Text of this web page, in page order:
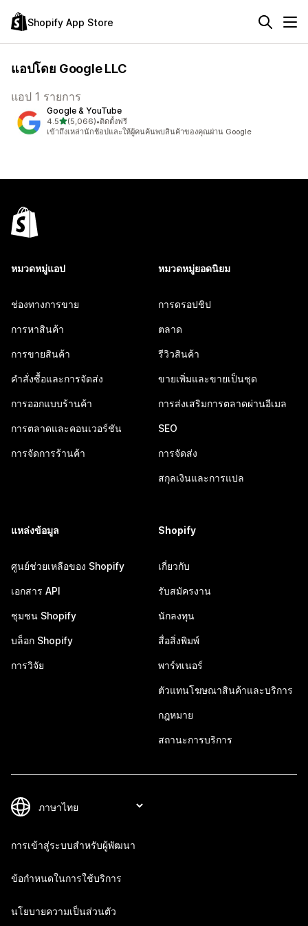
Shopify App Store
แอปโดย Google LLC
แอป 1 รายการ
Google & YouTube
4.5เต็ม 5 ดาว
(5,066)
ทั้งหมด 5066 รีวิว
•ติดตั้งฟรี
เข้าถึงเหล่านักช้อปและให้ผู้คนค้นพบสินค้าของคุณผ่าน Google
หมวดหมู่แอป
ช่องทางการขาย
การหาสินค้า
การขายสินค้า
คำสั่งซื้อและการจัดส่ง
การออกแบบร้านค้า
การตลาดและคอนเวอร์ชัน
การจัดการร้านค้า
หมวดหมู่ยอดนิยม
การดรอปชิป
ตลาด
รีวิวสินค้า
ขายเพิ่มและขายเป็นชุด
การส่งเสริมการตลาดผ่านอีเมล
SEO
การจัดส่ง
สกุลเงินและการแปล
แหล่งข้อมูล
ศูนย์ช่วยเหลือของ Shopify
เอกสาร API
ชุมชน Shopify
บล็อก Shopify
การวิจัย
Shopify
เกี่ยวกับ
รับสมัครงาน
นักลงทุน
สื่อสิ่งพิมพ์
พาร์ทเนอร์
ตัวแทนโฆษณาสินค้าและบริการ
กฎหมาย
สถานะการบริการ
การเข้าสู่ระบบสำหรับผู้พัฒนา
ข้อกำหนดในการใช้บริการ
นโยบายความเป็นส่วนตัว